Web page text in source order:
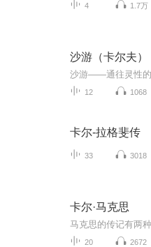
4 1.7万
沙游（卡尔夫）
12 1068
卡尔-拉格斐传
33 3018
卡尔·马克思
20 2672